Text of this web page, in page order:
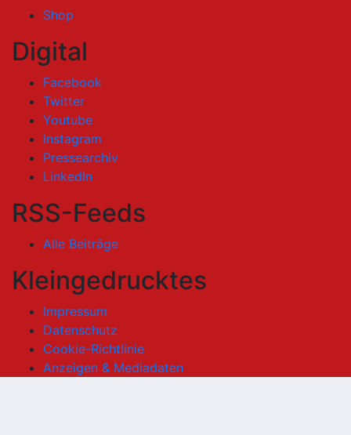
Shop
Digital
Facebook
Twitter
Youtube
Instagram
Pressearchiv
LinkedIn
RSS-Feeds
Alle Beiträge
Kleingedrucktes
Impressum
Datenschutz
Cookie-Richtlinie
Anzeigen & Mediadaten